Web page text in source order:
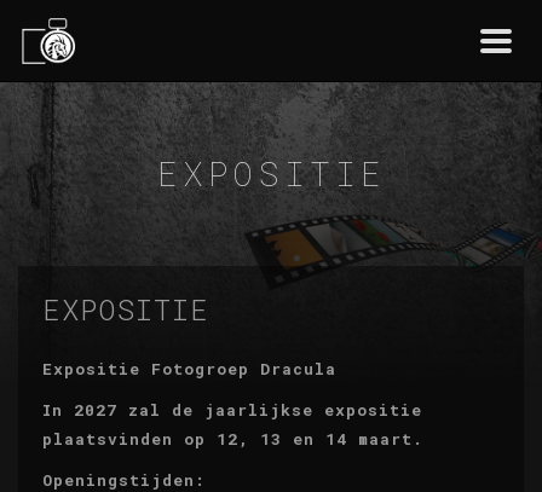
EXPOSITIE
EXPOSITIE
Expositie Fotogroep Dracula
In 2027 zal de jaarlijkse expositie
plaatsvinden op 12, 13 en 14 maart.
Openingstijden: